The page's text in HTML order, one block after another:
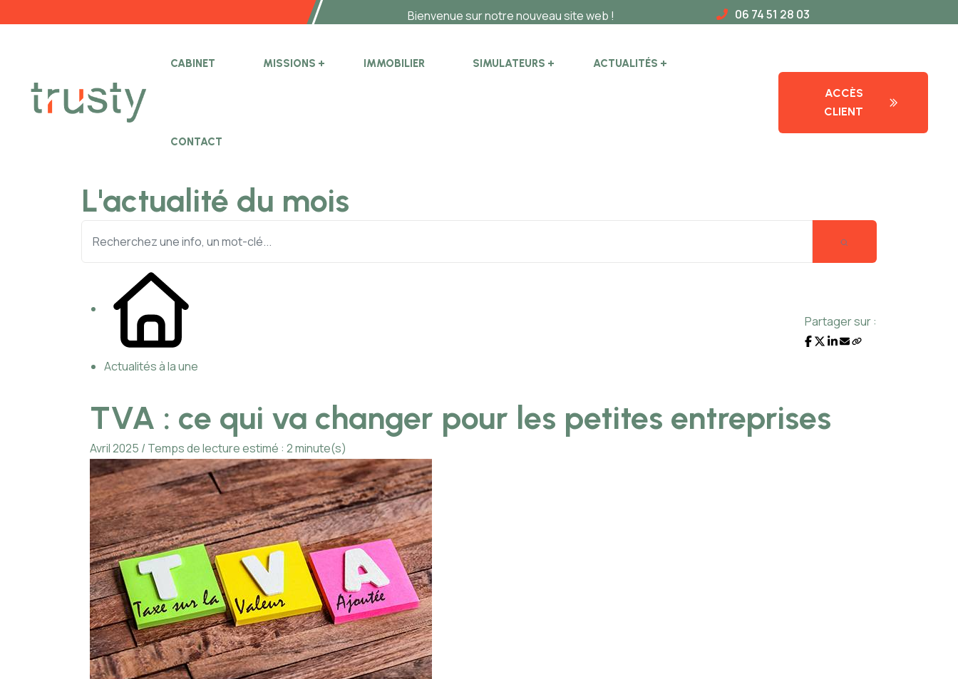
Bienvenue sur notre nouveau site web ! 06 74 51 28 03
CABINET MISSIONS IMMOBILIER SIMULATEURS ACTUALITÉS
CONTACT
ACCÈS
CLIENT
L'actualité du mois
Actualités à la une
Partager sur :
TVA : ce qui va changer pour les petites entreprises
Avril 2025 / Temps de lecture estimé : 2 minute(s)